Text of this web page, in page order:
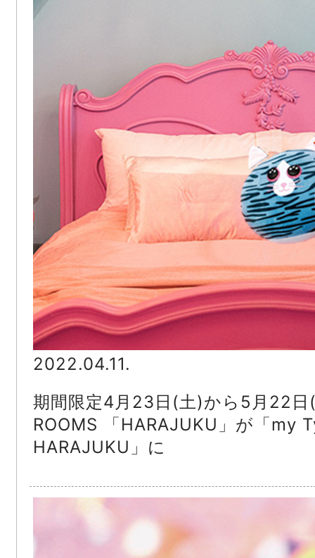
2022.04.11.
期間限定4月23日(土)から5月22
ROOMS 「HARAJUKU」が「my
HARAJUKU」に